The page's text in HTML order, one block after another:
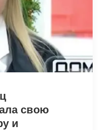
свою
и